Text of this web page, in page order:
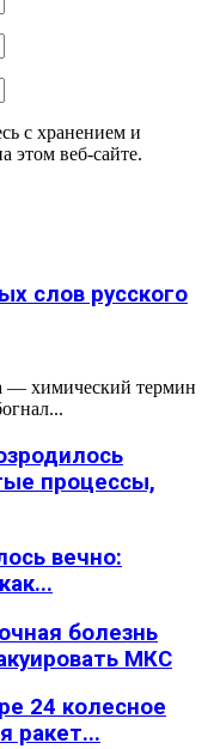
с хранением и
этом веб-сайте.
слов русского
— химический термин
процессы,
вечно:
болезнь
МКС
24 колесное
ракет...